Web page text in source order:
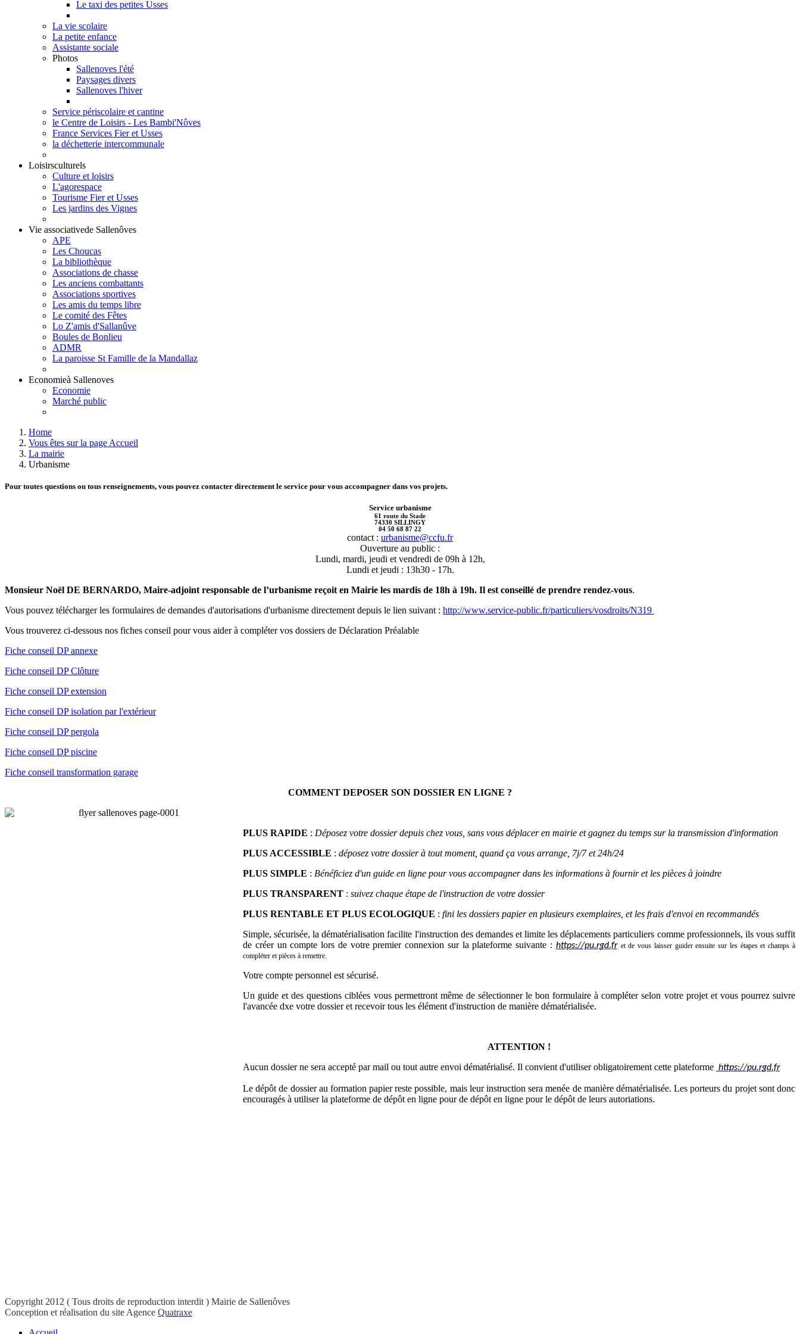
Le taxi des petites Usses
La vie scolaire
La petite enfance
Assistante sociale
Photos
Sallenoves l'été
Paysages divers
Sallenoves l'hiver
Service périscolaire et cantine
le Centre de Loisirs - Les Bambi'Nôves
France Services Fier et Usses
la déchetterie intercommunale
Loisirsculturels
Culture et loisirs
L'agorespace
Tourisme Fier et Usses
Les jardins des Vignes
Vie associativede Sallenôves
APE
Les Choucas
La bibliothèque
Associations de chasse
Les anciens combattants
Associations sportives
Les amis du temps libre
Le comité des Fêtes
Lo Z'amis d'Sallanûve
Boules de Bonlieu
ADMR
La paroisse St Famille de la Mandallaz
Economieà Sallenoves
Economie
Marché public
Home
Vous êtes sur la page Accueil
La mairie
Urbanisme
Pour toutes questions ou tous renseignements, vous pouvez contacter directement le service pour vous accompagner dans vos projets.
Service urbanisme
61 route du Stade
74330 SILLINGY
04 50 68 87 22
contact : urbanisme@ccfu.fr
Ouverture au public :
Lundi, mardi, jeudi et vendredi de 09h à 12h,
Lundi et jeudi : 13h30 - 17h.
Monsieur Noël DE BERNARDO, Maire-adjoint responsable de l’urbanisme reçoit en Mairie les mardis de 18h à 19h. Il est conseillé de prendre rendez-vous.
Vous pouvez télécharger les formulaires de demandes d'autorisations d'urbanisme directement depuis le lien suivant : http://www.service-public.fr/particuliers/vosdroits/N319
Vous trouverez ci-dessous nos fiches conseil pour vous aider à compléter vos dossiers de Déclaration Préalable
Fiche conseil DP annexe
Fiche conseil DP Clôture
Fiche conseil DP extension
Fiche conseil DP isolation par l'extérieur
Fiche conseil DP pergola
Fiche conseil DP piscine
Fiche conseil transformation garage
COMMENT DEPOSER SON DOSSIER EN LIGNE ?
PLUS RAPIDE : Déposez votre dossier depuis chez vous, sans vous déplacer en mairie et gagnez du temps sur la transmission d'information
PLUS ACCESSIBLE : déposez votre dossier à tout moment, quand ça vous arrange, 7j/7 et 24h/24
PLUS SIMPLE : Bénéficiez d'un guide en ligne pour vous accompagner dans les informations à fournir et les pièces à joindre
PLUS TRANSPARENT : suivez chaque étape de l'instruction de votre dossier
PLUS RENTABLE ET PLUS ECOLOGIQUE : fini les dossiers papier en plusieurs exemplaires, et les frais d'envoi en recommandés
Simple, sécurisée, la dématérialisation facilite l'instruction des demandes et limite les déplacements particuliers comme professionnels, ils vous suffit
de créer un compte lors de votre premier connexion sur la plateforme suivante : https://pu.rgd.fr et de vous laisser guider ensuite sur les étapes et champs à
compléter et pièces à remettre.
Votre compte personnel est sécurisé.
Un guide et des questions ciblées vous permettront même de sélectionner le bon formulaire à compléter selon votre projet et vous pourrez suivre
l'avancée dxe votre dossier et recevoir tous les élément d'instruction de manière dématérialisée.
ATTENTION !
Aucun dossier ne sera accepté par mail ou tout autre envoi dématérialisé. Il convient d'utiliser obligatoirement cette plateforme https://pu.rgd.fr
Le dépôt de dossier au formation papier reste possible, mais leur instruction sera menée de manière dématérialisée. Les porteurs du projet sont donc
encouragés à utiliser la plateforme de dépôt en ligne pour de dépôt en ligne pour le dépôt de leurs autoriations.
Copyright 2012 ( Tous droits de reproduction interdit ) Mairie de Sallenôves
Conception et réalisation du site Agence Quatraxe